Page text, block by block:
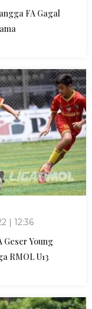
FA Gagal
| 12:36
Geser Young
RMOL U13